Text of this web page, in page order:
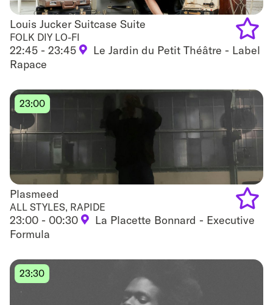
Louis Jucker Suitcase Suite
Louis Jucker Suitcase Suite
FOLK DIY LO-FI
22:45 - 23:45
Le Jardin du Petit Théâtre - Label
Rapace
Add
Plasmeed
Plasmeed
ALL STYLES, RAPIDE
23:00 - 00:30
La Placette Bonnard - Executive
Formula
23:00
Add
23:30